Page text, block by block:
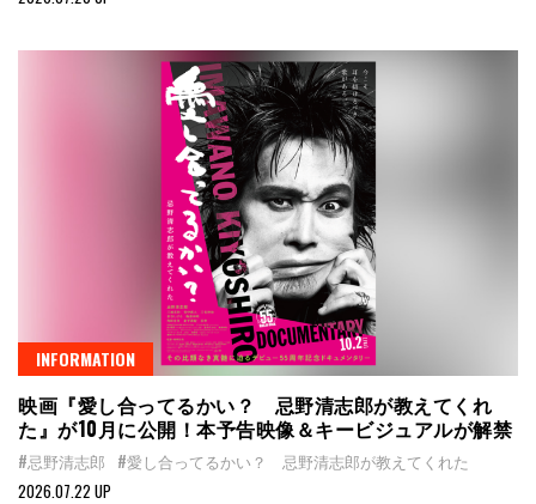
INFORMATION
映画『愛し合ってるかい？ 忌野清志郎が教えてくれ
た』が10月に公開！本予告映像＆キービジュアルが解禁
#忌野清志郎 #愛し合ってるかい？ 忌野清志郎が教えてくれた
2026.07.22 UP